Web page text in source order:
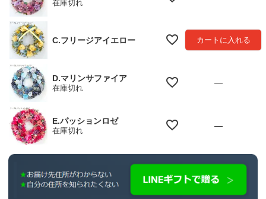
在庫切れ
C.フリージアイエロー カートに入れる
D.マリンサファイア
在庫切れ
—
E.パッションロゼ
在庫切れ
—